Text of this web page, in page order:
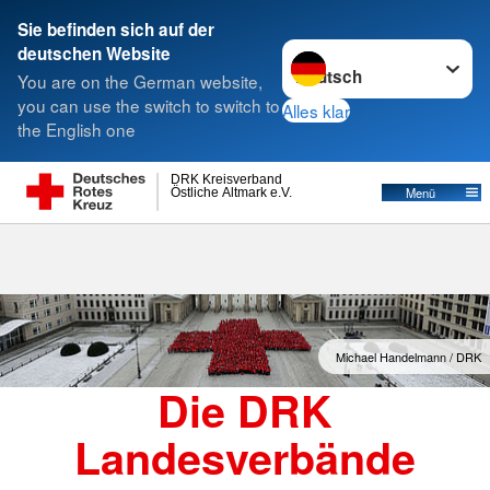
Sie befinden sich auf der
deutschen Website
You are on the German website,
you can use the switch to switch to
the English one
Sprache wechseln zu
Alles klar
Östliche Altmark e.V.
DRK Kreisverband
Menü
Suche
Landesverbände
Michael Handelmann / DRK
Die DRK
Landesverbände